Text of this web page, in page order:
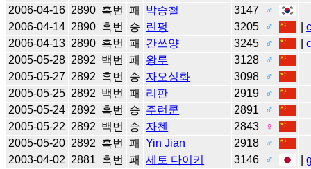
2006-04-16 2890 흑번 패 박승철 3147
♂
2006-04-14 2890 흑번 승 린펑 3205 ♂ |
2006-04-13 2890 흑번 패 간쓰양 3245 ♂ |
2005-05-28 2892 백번 패 왕루 3128
♂
2005-05-27 2892 흑번 승 자오싱화 3098
♂
2005-05-25 2892 백번 패 리판 2919
♂
2005-05-24 2892 흑번 승 주런쿤 2891
♂
2005-05-22 2892 백번 승 자첸 2843
♀
2005-05-20 2892 흑번 패 Yin Jian 2918
♂
2003-04-02 2881 흑번 패 세토 다이키 3146 ♂ |